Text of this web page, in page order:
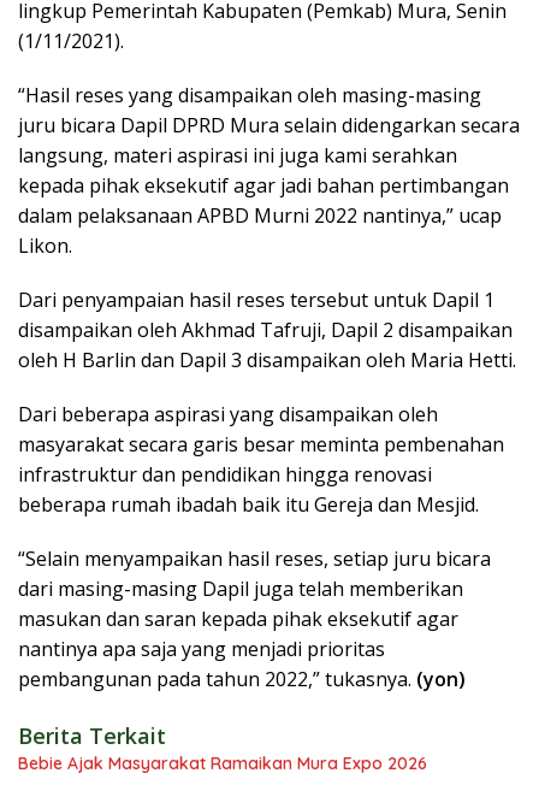
lingkup Pemerintah Kabupaten (Pemkab) Mura, Senin
(1/11/2021).
“Hasil reses yang disampaikan oleh masing-masing
juru bicara Dapil DPRD Mura selain didengarkan secara
langsung, materi aspirasi ini juga kami serahkan
kepada pihak eksekutif agar jadi bahan pertimbangan
dalam pelaksanaan APBD Murni 2022 nantinya,” ucap
Likon.
Dari penyampaian hasil reses tersebut untuk Dapil 1
disampaikan oleh Akhmad Tafruji, Dapil 2 disampaikan
oleh H Barlin dan Dapil 3 disampaikan oleh Maria Hetti.
Dari beberapa aspirasi yang disampaikan oleh
masyarakat secara garis besar meminta pembenahan
infrastruktur dan pendidikan hingga renovasi
beberapa rumah ibadah baik itu Gereja dan Mesjid.
“Selain menyampaikan hasil reses, setiap juru bicara
dari masing-masing Dapil juga telah memberikan
masukan dan saran kepada pihak eksekutif agar
nantinya apa saja yang menjadi prioritas
pembangunan pada tahun 2022,” tukasnya. (yon)
Berita Terkait
Bebie Ajak Masyarakat Ramaikan Mura Expo 2026